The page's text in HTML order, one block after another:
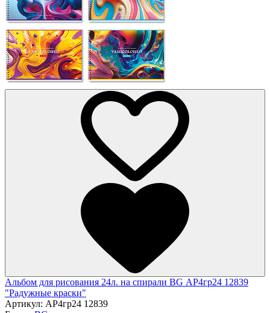
Альбом для рисования 24л. на спирали BG АР4гр24 12839
"Радужные краски"
Артикул: АР4гр24 12839